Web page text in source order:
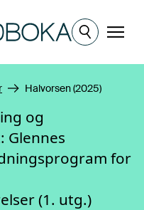
Meny
Halvorsen (2025)
og
Glennes
for
(1. utg.)